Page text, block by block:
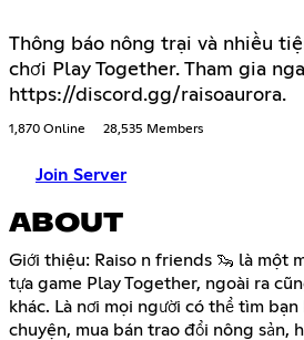
Thông báo nông trại và nhiều
chơi Play Together. Tham gia
https://discord.gg/raisoaurora.
1,870 Online 28,535 Members
Join Server
ABOUT
Giới thiệu: Raiso n friends 🦦 là một
tựa game Play Together, ngoài ra
khác. Là nơi mọi người có thể tìm
chuyện, mua bán trao đổi nông sản,